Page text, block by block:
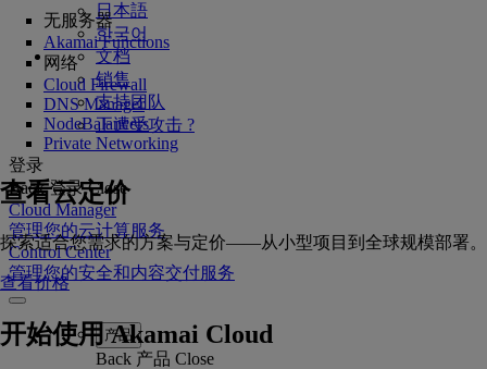
日本語
한국어
文档
销售
支持团队
正遭受攻击 ?
登录
Back 登录 Close
Cloud Manager
管理您的云计算服务
Control Center
管理您的安全和内容交付服务
产品
Back 产品 Close
无服务器
Akamai Functions
网络
Cloud Firewall
DNS Manager
NodeBalancers
Private Networking
查看云定价
探索适合您需求的方案与定价——从小型项目到全球规模部署。
查看价格
开始使用 Akamai Cloud